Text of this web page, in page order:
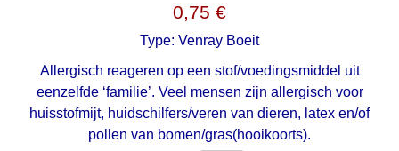
0,75 €
Type: Venray Boeit
Allergisch reageren op een stof/voedingsmiddel uit
eenzelfde ‘familie’. Veel mensen zijn allergisch voor
huisstofmijt, huidschilfers/veren van dieren, latex en/of
pollen van bomen/gras(hooikoorts).